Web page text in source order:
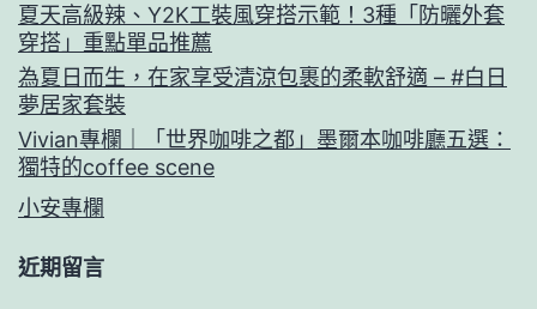
法
女
人
夏天高級辣、Y2K工裝風穿搭示範！3種「防曬外套
穿搭」重點單品推薦
為夏日而生，在家享受清涼包裹的柔軟舒適 – #白日
夢居家套裝
Vivian專欄｜「世界咖啡之都」墨爾本咖啡廳五選：
獨特的coffee scene
小安專欄
近期留言